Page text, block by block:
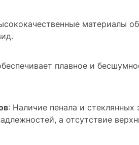
материалы
плавное и
: Наличие пенала и стеклянных
а отсутствие